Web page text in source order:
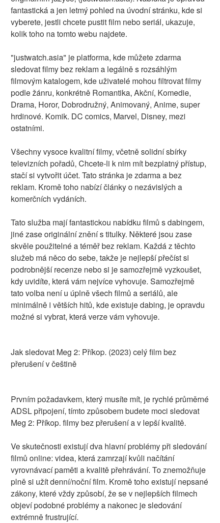
fantastická a jen letmý pohled na úvodní stránku, kde si
vyberete, jestli chcete pustit film nebo seriál, ukazuje,
kolik toho na tomto webu najdete.
"justwatch.asia" je platforma, kde můžete zdarma
sledovat filmy bez reklam a legálně s rozsáhlým
filmovým katalogem, kde uživatelé mohou filtrovat filmy
podle žánru, konkrétně Romantika, Akční, Komedie,
Drama, Horor, Dobrodružný, Animovaný, Anime, super
hrdinové. Komik. DC comics, Marvel, Disney, mezi
ostatními.
Všechny vysoce kvalitní filmy, včetně solidní sbírky
televizních pořadů, Chcete-li k nim mít bezplatný přístup,
stačí si vytvořit účet. Tato stránka je zdarma a bez
reklam. Kromě toho nabízí články o nezávislých a
komerčních vydáních.
Tato služba mají fantastickou nabídku filmů s dabingem,
jiné zase originální znění s titulky. Některé jsou zase
skvěle použitelné a téměř bez reklam. Každá z těchto
služeb má něco do sebe, takže je nejlepší přečíst si
podrobnější recenze nebo si je samozřejmě vyzkoušet,
kdy uvidíte, která vám nejvíce vyhovuje. Samozřejmě
tato volba není u úplně všech filmů a seriálů, ale
minimálně i větších hitů, kde existuje dabing, je opravdu
možné si vybrat, která verze vám vyhovuje.
Jak sledovat Meg 2: Příkop. (2023) celý film bez
přerušení v češtině
Prvním požadavkem, který musíte mít, je rychlé průměrné
ADSL připojení, tímto způsobem budete moci sledovat
Meg 2: Příkop. filmy bez přerušení a v lepší kvalitě.
Ve skutečnosti existují dva hlavní problémy při sledování
filmů online: videa, která zamrzají kvůli načítání
vyrovnávací paměti a kvalitě přehrávání. To znemožňuje
plně si užít denní/noční film. Kromě toho existují nepsané
zákony, které vždy způsobí, že se v nejlepších filmech
objeví podobné problémy a nakonec je sledování
extrémně frustrující.